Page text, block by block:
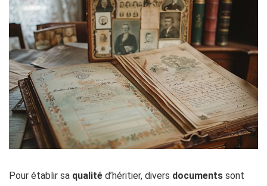
Pour établir sa qualité d’héritier, divers documents sont